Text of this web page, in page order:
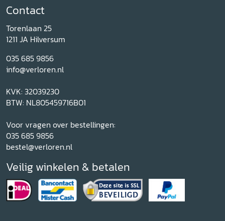
Contact
Torenlaan 25
1211 JA Hilversum
035 685 9856
info@verloren.nl
KVK: 32039230
BTW: NL805459716B01
Voor vragen over bestellingen:
035 685 9856
bestel@verloren.nl
Veilig winkelen & betalen